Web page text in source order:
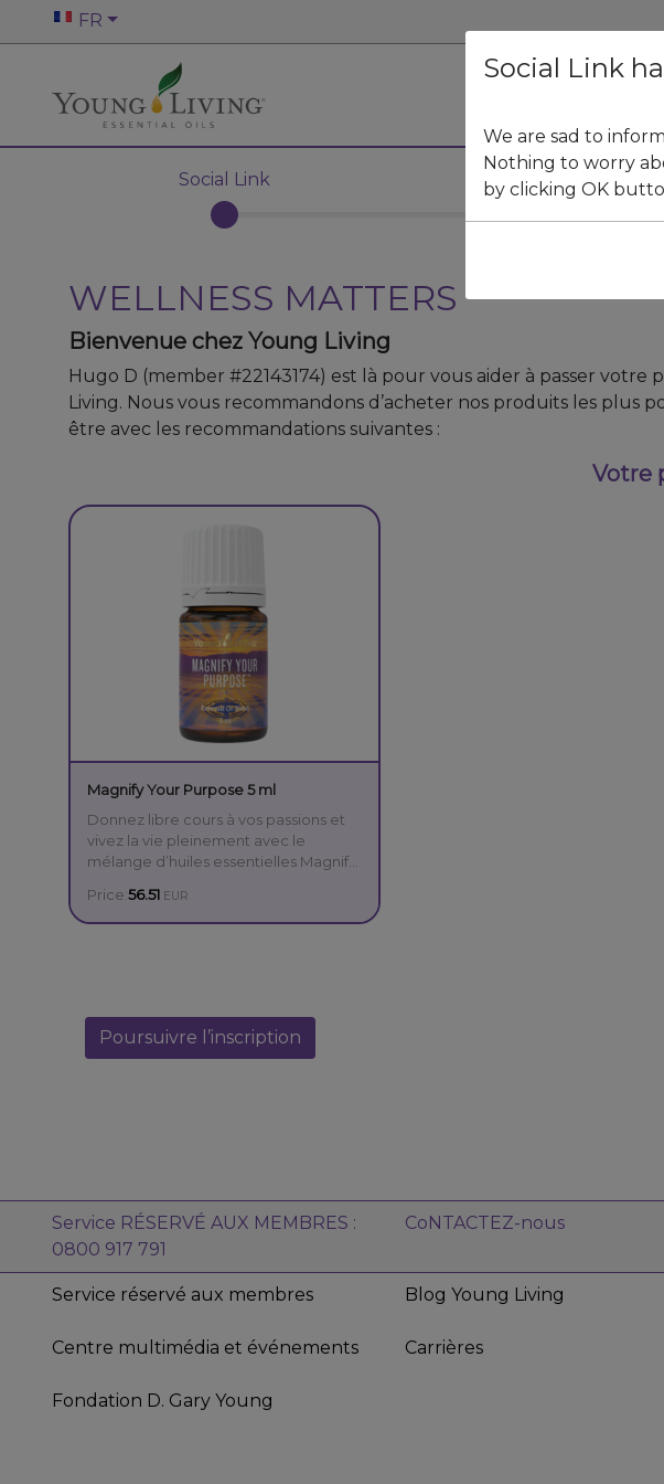
FR
Social Link Adhésion
WELLNESS MATTERS
Bienvenue chez Young Living
Hugo D (member #22143174) est là pour vous aider à passer votre
Living. Nous vous recommandons d’acheter nos produits les
être avec les recommandations suivantes :
Votre
Magnify Your Purpose 5 ml
Donnez libre cours à vos passions et
vivez la vie pleinement avec le
mélange d’huiles essentielles Magnify
de sauge, noix de muscade et
cannelle, ce mélange doux et épicé
l’abondance. Ajoutez quelques
gouttes dans les paumes de vos
Price:56.51 EUR
Poursuivre l’inscription
Service RÉSERVÉ AUX MEMBRES :
0800 917 791
CoNTACTEZ-nous
Service réservé aux membres
Centre multimédia et événements
Fondation D. Gary Young
Blog Young Living
Carrières
Social Link
We are sad to
Nothing to worry
by clicking OK